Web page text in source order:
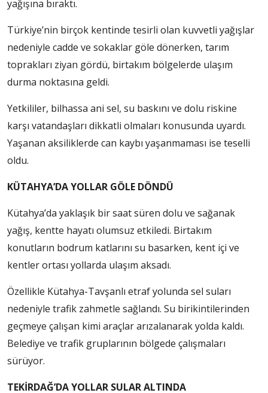
yağışına bıraktı.
Türkiye’nin birçok kentinde tesirli olan kuvvetli yağışlar
nedeniyle cadde ve sokaklar göle dönerken, tarım
toprakları ziyan gördü, birtakım bölgelerde ulaşım
durma noktasına geldi.
Yetkililer, bilhassa ani sel, su baskını ve dolu riskine
karşı vatandaşları dikkatli olmaları konusunda uyardı.
Yaşanan aksiliklerde can kaybı yaşanmaması ise teselli
oldu.
KÜTAHYA’DA YOLLAR GÖLE DÖNDÜ
Kütahya’da yaklaşık bir saat süren dolu ve sağanak
yağış, kentte hayatı olumsuz etkiledi. Birtakım
konutların bodrum katlarını su basarken, kent içi ve
kentler ortası yollarda ulaşım aksadı.
Özellikle Kütahya-Tavşanlı etraf yolunda sel suları
nedeniyle trafik zahmetle sağlandı. Su birikintilerinden
geçmeye çalışan kimi araçlar arızalanarak yolda kaldı.
Belediye ve trafik gruplarının bölgede çalışmaları
sürüyor.
TEKİRDAĞ’DA YOLLAR SULAR ALTINDA